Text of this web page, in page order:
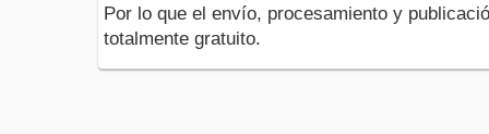
Por lo que el envío, procesamiento y
totalmente gratuito.